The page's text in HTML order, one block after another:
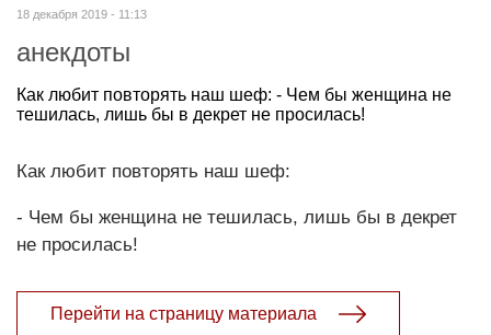
18 декабря 2019 - 11:13
анекдоты
Как любит повторять наш шеф: - Чем бы женщина не
тешилась, лишь бы в декрет не просилась!
Как любит повторять наш шеф:
- Чем бы женщина не тешилась, лишь бы в декрет
не просилась!
Перейти на страницу материала